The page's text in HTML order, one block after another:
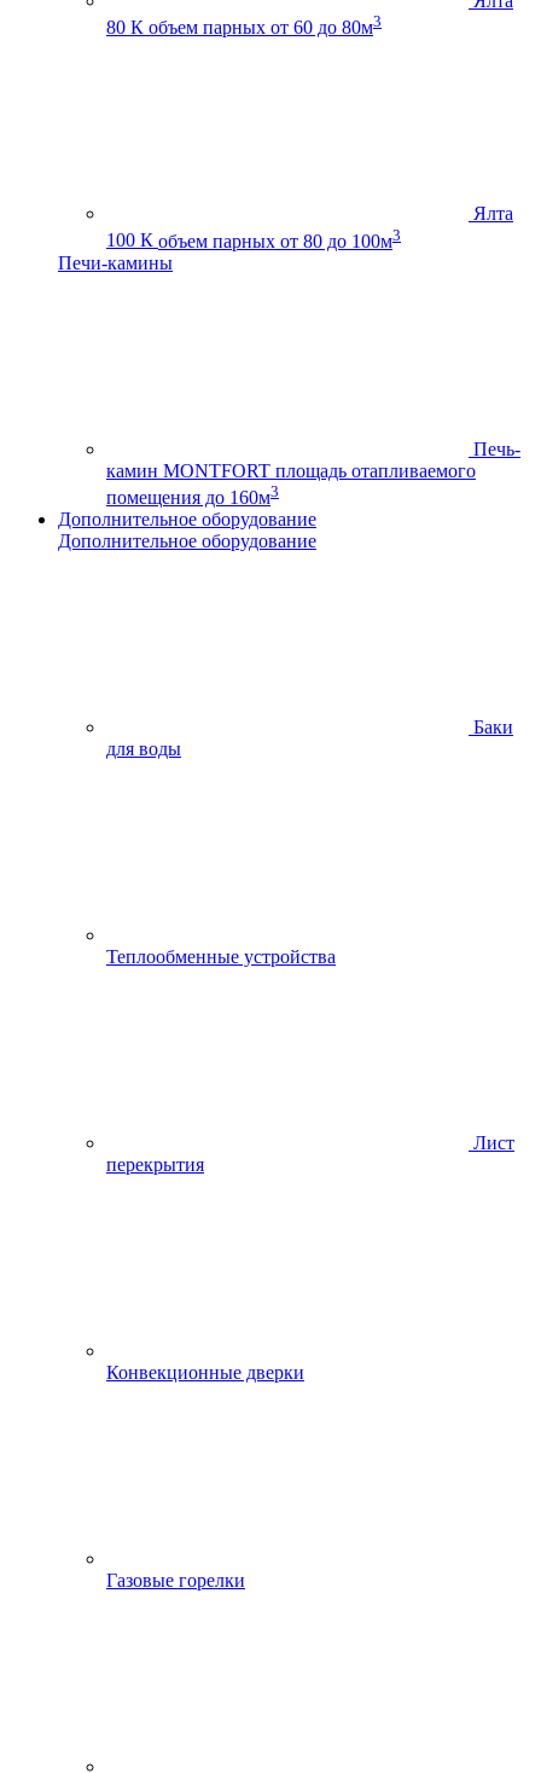
80 К объем парных от 60 до 80м3
Ялта
100 К объем парных от 80 до 100м3
Печи-камины
Печь-
камин MONTFORT площадь отапливаемого
помещения до 160м3
Дополнительное оборудование
Дополнительное оборудование
Баки
для воды
Теплообменные устройства
Лист
перекрытия
Конвекционные дверки
Газовые горелки